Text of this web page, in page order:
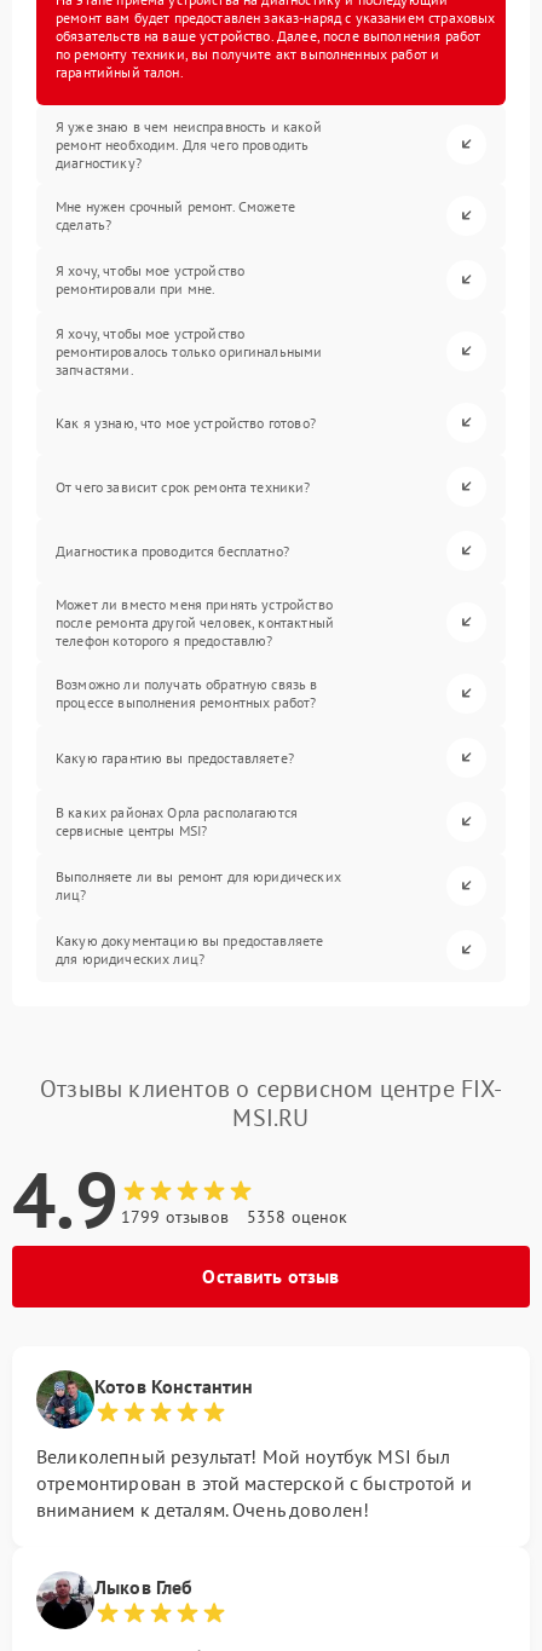
ремонт вам будет предоставлен заказ-наряд с указанием страховых
обязательств на ваше устройство. Далее, после выполнения работ
по ремонту техники, вы получите акт выполненных работ и
гарантийный талон.
Я уже знаю в чем неисправность и какой
ремонт необходим. Для чего проводить
диагностику?
Мне нужен срочный ремонт. Сможете
сделать?
Я хочу, чтобы мое устройство
ремонтировали при мне.
Я хочу, чтобы мое устройство
ремонтировалось только оригинальными
запчастями.
Как я узнаю, что мое устройство готово?
От чего зависит срок ремонта техники?
Диагностика проводится бесплатно?
Может ли вместо меня принять устройство
после ремонта другой человек, контактный
телефон которого я предоставлю?
Возможно ли получать обратную связь в
процессе выполнения ремонтных работ?
Какую гарантию вы предоставляете?
В каких районах Орла располагаются
сервисные центры MSI?
Выполняете ли вы ремонт для юридических
лиц?
Какую документацию вы предоставляете
для юридических лиц?
Отзывы клиентов о сервисном центре FIX-
MSI.RU
4.9 1799 отзывов 5358 оценок
Оставить отзыв
Котов Константин
Великолепный результат! Мой ноутбук MSI был
отремонтирован в этой мастерской с быстротой и
вниманием к деталям. Очень доволен!
Лыков Глеб